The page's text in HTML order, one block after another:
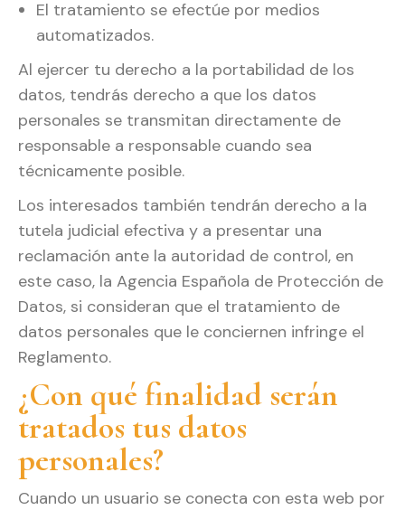
El tratamiento se efectúe por medios
automatizados.
Al ejercer tu derecho a la portabilidad de los
datos, tendrás derecho a que los datos
personales se transmitan directamente de
responsable a responsable cuando sea
técnicamente posible.
Los interesados también tendrán derecho a la
tutela judicial efectiva y a presentar una
reclamación ante la autoridad de control, en
este caso, la Agencia Española de Protección de
Datos, si consideran que el tratamiento de
datos personales que le conciernen infringe el
Reglamento.
¿Con qué finalidad serán
tratados tus datos
personales?
Cuando un usuario se conecta con esta web por